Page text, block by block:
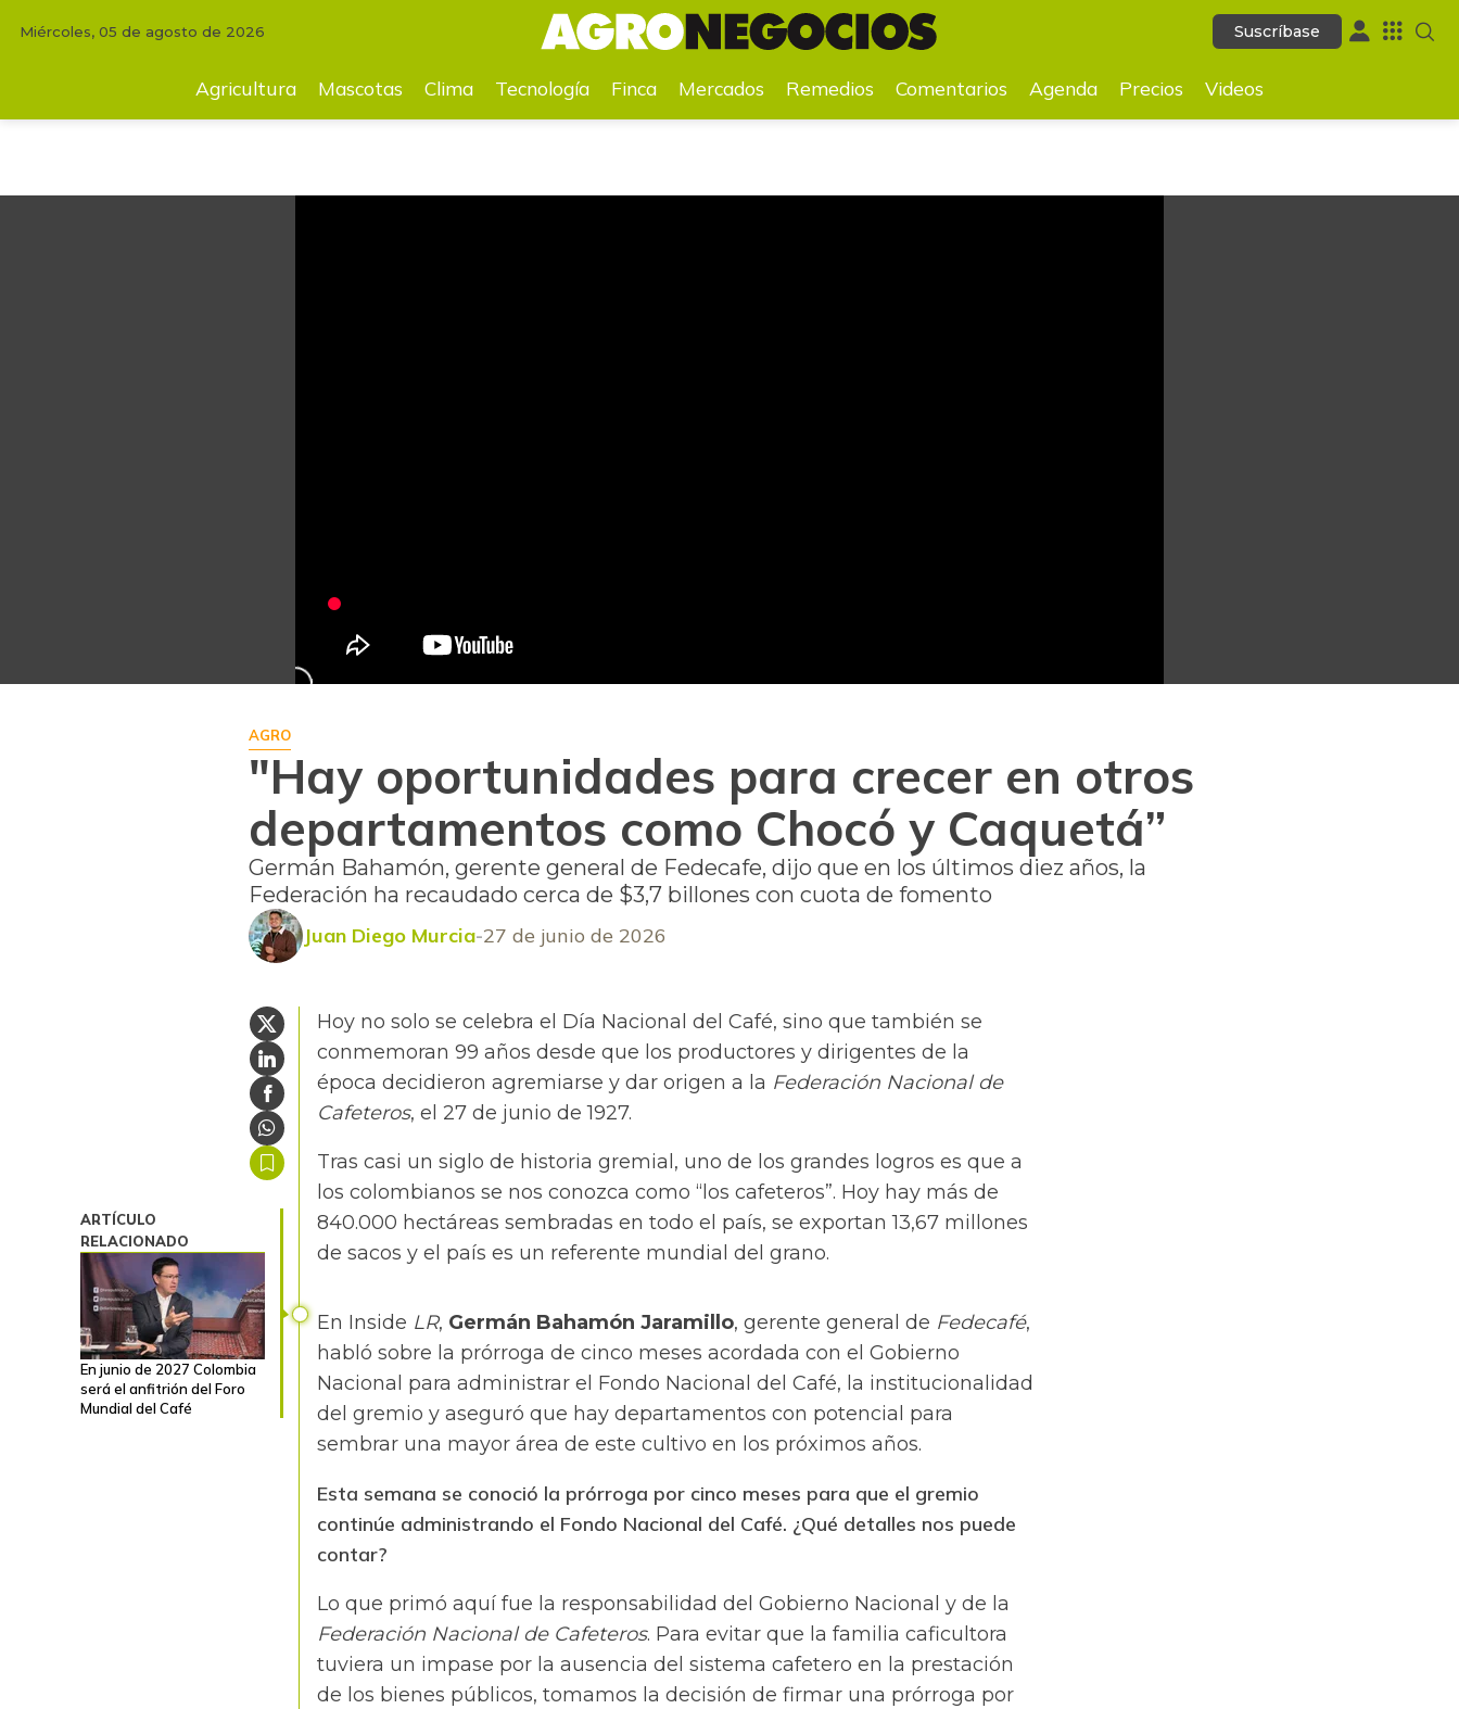
Suscríbase
"Hay oportunidades para crecer en otros departamentos como Chocó y Caquetá”
Miércoles, 05 de agosto de 2026 Suscríbase
Agricultura Mascotas Clima Tecnología Finca Mercados Remedios Comentarios Agenda Precios Videos
AGRO
"Hay oportunidades para crecer en otros
departamentos como Chocó y Caquetá”
Germán Bahamón, gerente general de Fedecafe, dijo que en los últimos diez años, la
Federación ha recaudado cerca de $3,7 billones con cuota de fomento
Juan Diego Murcia 27 de junio de 2026
ARTÍCULO
RELACIONADO
En junio de 2027 Colombia
será el anfitrión del Foro
Mundial del Café
Hoy no solo se celebra el Día Nacional del Café, sino que también se
conmemoran 99 años desde que los productores y dirigentes de la
época decidieron agremiarse y dar origen a la Federación Nacional de
Cafeteros, el 27 de junio de 1927.
Tras casi un siglo de historia gremial, uno de los grandes logros es que a
los colombianos se nos conozca como “los cafeteros”. Hoy hay más de
840.000 hectáreas sembradas en todo el país, se exportan 13,67 millones
de sacos y el país es un referente mundial del grano.
En Inside LR, Germán Bahamón Jaramillo, gerente general de Fedecafé,
habló sobre la prórroga de cinco meses acordada con el Gobierno
Nacional para administrar el Fondo Nacional del Café, la institucionalidad
del gremio y aseguró que hay departamentos con potencial para
sembrar una mayor área de este cultivo en los próximos años.
Esta semana se conoció la prórroga por cinco meses para que el gremio
continúe administrando el Fondo Nacional del Café. ¿Qué detalles nos puede
contar?
Lo que primó aquí fue la responsabilidad del Gobierno Nacional y de la
Federación Nacional de Cafeteros. Para evitar que la familia caficultora
tuviera un impase por la ausencia del sistema cafetero en la prestación
de los bienes públicos, tomamos la decisión de firmar una prórroga por